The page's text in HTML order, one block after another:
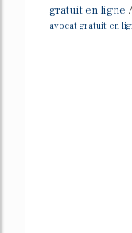
gratuit en ligne
avocat gratuit en